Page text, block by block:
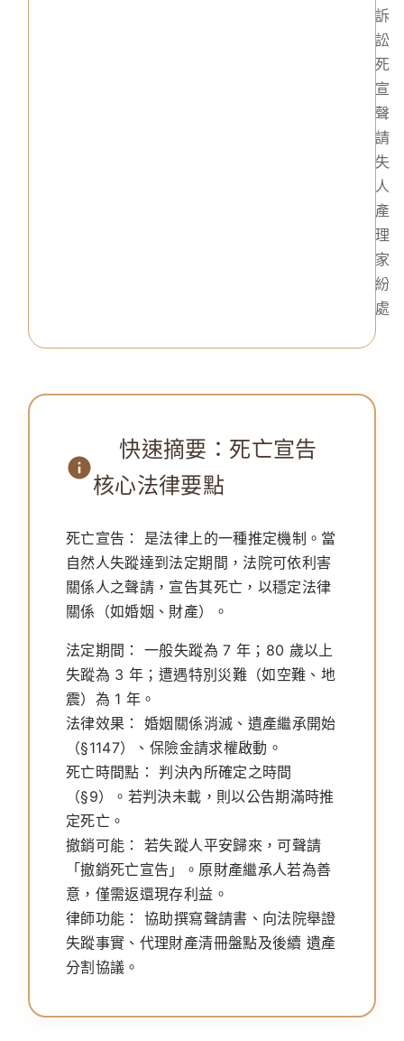
訴
訟、
死亡
宣告
聲
請、
失蹤
人財
產管
理、
家事
紛爭
處理
快速摘要：死亡宣告
核心法律要點
死亡宣告：
是法律上的一種推定機制。當
自然人失蹤達到法定期間，法院可依利害
關係人之聲請，宣告其死亡，以穩定法律
關係（如婚姻、財產）。
法定期間：
一般失蹤為 7 年；80 歲以上
失蹤為 3 年；遭遇特別災難（如空難、地
震）為 1 年。
法律效果：
婚姻關係消滅、遺產繼承開始
（§1147）、保險金請求權啟動。
死亡時間點： 判決內所確定之時間
（§9）。若判決未載，則以公告期滿時推
定死亡。
撤銷可能：
若失蹤人平安歸來，可聲請
「撤銷死亡宣告」。原財產繼承人若為善
意，僅需返還現存利益。
律師功能：
協助撰寫聲請書、向法院舉證
失蹤事實、代理財產清冊盤點及後續 遺產
分割協議。